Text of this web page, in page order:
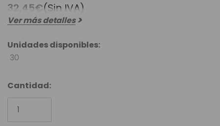
32,45€(Sin IVA)
Ver más detalles
Unidades disponibles:
30
Cantidad: